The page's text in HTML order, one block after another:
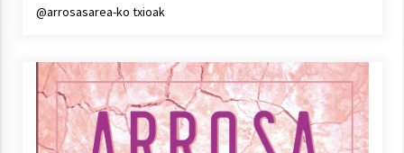
@arrosasarea-ko txioak